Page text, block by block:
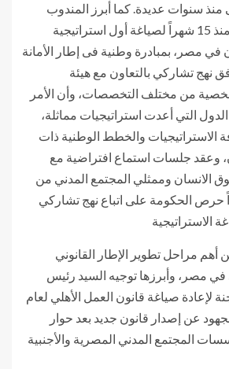
منذ سنوات عديدة. كما أبرز المندوب
الدائم العمل الجاري منذ 15 شهراً لصياغة أول استراتيجية
في مصر، بمبادرة وطنية فى إطار الأمانة
نهج تشاركي بالتعاون مع هيئة
تضم 25 شخصية من مختلف التخصصات، وأن الأمر
التي أعدت استراتيجيات مماثلة،
الاستراتيجيات والخطط الوطنية ذات
وعقد جلسات استماع افتراضية مع
الانسان وممثلي المجتمع المدني من
حرص الحكومة على اتباع نهج تشاركي
الاستراتيجية
مراحل تطوير الإطار القانوني
في مصر، وأبرزها توجيه السيد رئيس
لإعادة صياغة قانون العمل الأهلي لعام
الجهود عن إصدار قانون جديد بعد حوار
المجتمع المدني المصرية والأجنبية